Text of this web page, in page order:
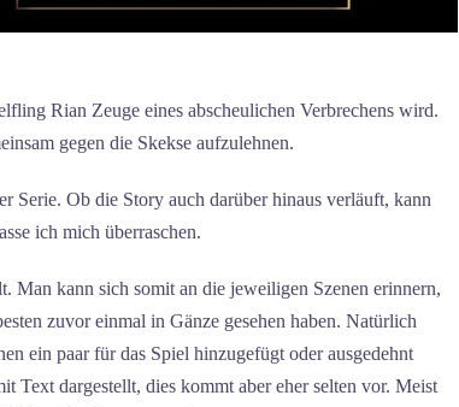
Rian Zeuge eines abscheulichen Verbrechens wird.
gegen die Skekse aufzulehnen.
Serie. Ob die Story auch darüber hinaus verläuft, kann
ich mich überraschen.
Man kann sich somit an die jeweiligen Szenen erinnern,
zuvor einmal in Gänze gesehen haben. Natürlich
ein paar für das Spiel hinzugefügt oder ausgedehnt
Text dargestellt, dies kommt aber eher selten vor. Meist